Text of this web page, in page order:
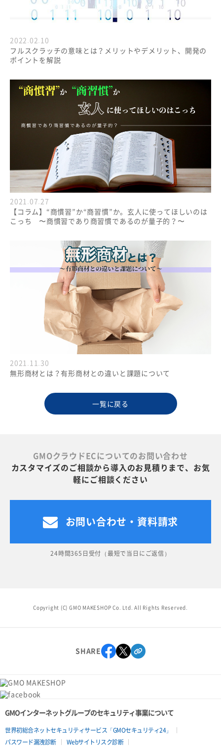
2022.02.10
フルスクラッチの意味とは？メリットやデメリット、開発の
ポイントを解説
2021.07.27
【コラム】“商慣習”か“商習慣”か。玄人に使ってほしいのは
こっち 〜商慣習であり商習慣であるのが量子的？〜
2021.11.30
無形商材とは？有形商材との違いと課題について
一覧に戻る
GMOクラウドECについてのお問い合わせ
カスタマイズのご相談から導入のお見積りまで、お気
軽にご相談ください
お問い合わせ・資料請求
24時間365日受付（最短で当日にご返信）
Copyright (C) GMO MAKESHOP Co. Ltd. All Rights Reserved.
SHARE
GMOインターネットグループのセキュリティ事業について
世界初総合ネットセキュリティサービス「GMOセキュリティ24」
パスワード漏洩診断
Webサイトリスク診断